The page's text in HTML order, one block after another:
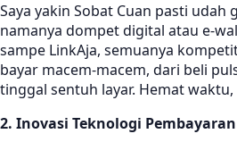
Saya yakin Sobat Cuan pasti udah
namanya dompet digital atau e-
sampe LinkAja, semuanya
bayar macem-macem, dari beli
tinggal sentuh layar. Hemat
2. Inovasi Teknologi Pembayaran